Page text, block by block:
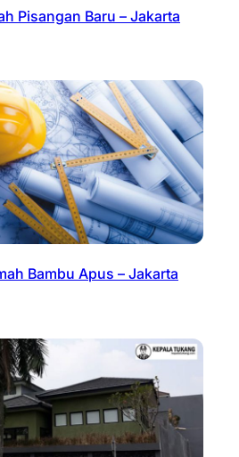
Pisangan Baru – Jakarta
Bambu Apus – Jakarta